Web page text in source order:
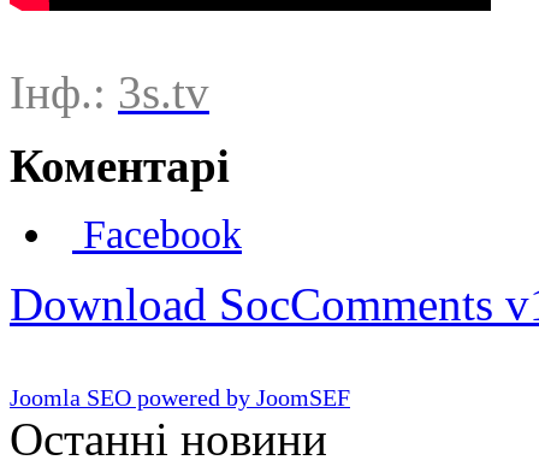
Інф.: 3s.tv
Коментарі
Facebook
Download SocComments
Joomla SEO powered by JoomSEF
Останні новини